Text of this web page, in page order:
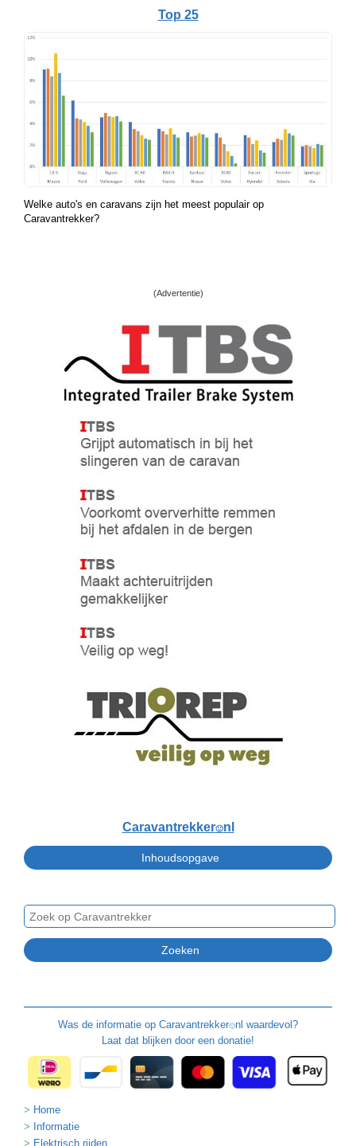
Top 25
Welke auto's en caravans zijn het meest populair op
Caravantrekker?
(Advertentie)
Caravantrekker🙂nl
Was de informatie op Caravantrekker🙂nl waardevol?
Laat dat blijken door een donatie!
Home
Informatie
Elektrisch rijden